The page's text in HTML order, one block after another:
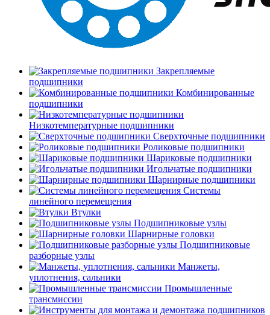
Закрепляемые
подшипники
Комбинированные
подшипники
Низкотемпературные подшипники
Сверхточные подшипники
Роликовые подшипники
Шариковые подшипники
Игольчатые подшипники
Шарнирные подшипники
Системы
линейного перемещения
Втулки
Подшипниковые узлы
Шарнирные головки
Подшипниковые
разборные узлы
Манжеты,
уплотнения, сальники
Промышленные
трансмиссии